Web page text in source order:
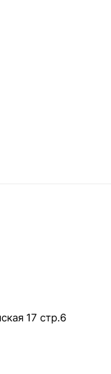
17 стр.6